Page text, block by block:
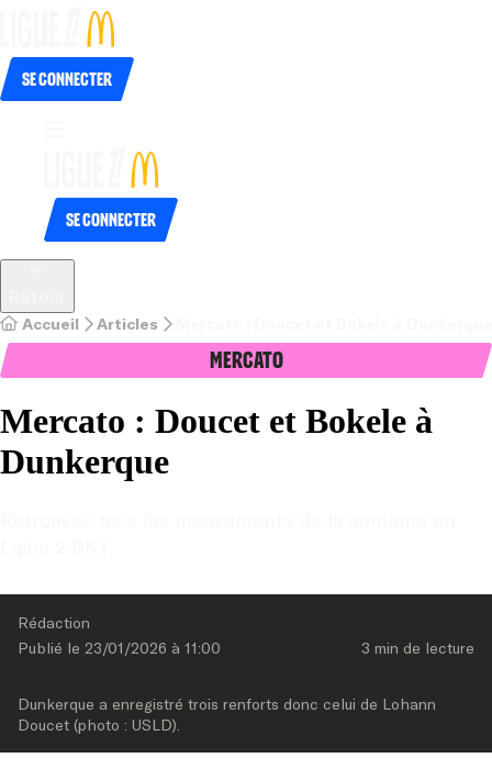
Se connecter
Se connecter
Accueil Articles
Mercato
Mercato : Doucet et Bokele à
Dunkerque
Rédaction
Publié le 23/01/2026 à 11:00 3 min de lecture
Dunkerque a enregistré trois renforts donc celui de Lohann
Doucet (photo : USLD).